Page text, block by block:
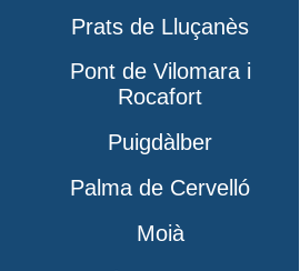
Prats de Lluçanès
Pont de Vilomara i
Rocafort
Puigdàlber
Palma de Cervelló
Moià